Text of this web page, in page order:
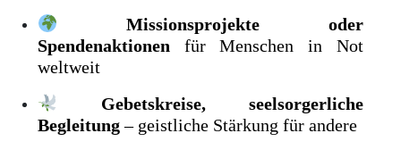
Missionsprojekte oder
Spendenaktionen für Menschen in Not
weltweit
Gebetskreise, seelsorgerliche
Begleitung– geistliche Stärkung für andere